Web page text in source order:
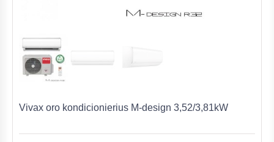
Vivax oro kondicionierius M-design 3,52/3,81kW